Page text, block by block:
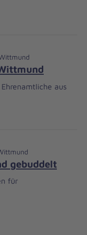
aus
gebuddelt
für